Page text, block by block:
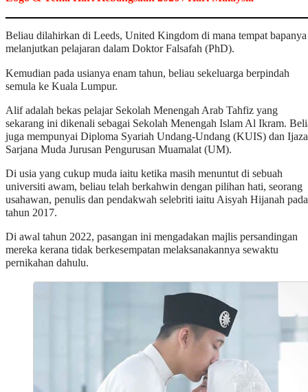
Beliau dilahirkan di Leeds, United Kingdom di mana tempat bapanya
melanjutkan pelajaran dalam Doktor Falsafah (PhD).
Kemudian pada usianya enam tahun, beliau sekeluarga berpindah
semula ke Kuala Lumpur.
Alif adalah bekas pelajar Sekolah Menengah Arab Tahfiz yang
sekarang ini dikenali sebagai Sekolah Menengah Islam Al Ikram.
juga mempunyai Diploma Syariah Undang-Undang (KUIS) dan
Sarjana Muda Jurusan Pengurusan Muamalat (UM).
Di usia yang cukup muda iaitu ketika masih menuntut di sebuah
universiti awam, beliau telah berkahwin dengan pilihan hati, seorang
usahawan, penulis dan pendakwah selebriti iaitu Aisyah Hijanah pada
tahun 2017.
Di awal tahun 2022, pasangan ini mengadakan majlis persandingan
mereka kerana tidak berkesempatan melaksanakannya sewaktu
pernikahan dahulu.